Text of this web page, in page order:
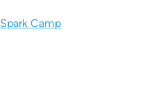
Spark Camp